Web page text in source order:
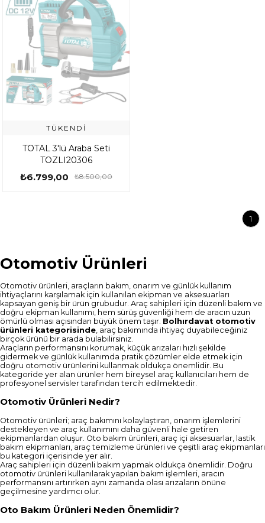
TÜKENDI
TOTAL 3'lü Araba Seti
TOZLI20306
₺6.799,00 ₺8.500,00
1
Otomotiv Ürünleri
Otomotiv ürünleri, araçların bakım, onarım ve günlük kullanım
ihtiyaçlarını karşılamak için kullanılan ekipman ve aksesuarları
kapsayan geniş bir ürün grubudur. Araç sahipleri için düzenli bakım ve
doğru ekipman kullanımı, hem sürüş güvenliği hem de aracın uzun
ömürlü olması açısından büyük önem taşır. Bolhırdavat otomotiv
ürünleri kategorisinde , araç bakımında ihtiyaç duyabileceğiniz
birçok ürünü bir arada bulabilirsiniz.
Araçların performansını korumak, küçük arızaları hızlı şekilde
gidermek ve günlük kullanımda pratik çözümler elde etmek için
doğru otomotiv ürünlerini kullanmak oldukça önemlidir. Bu
kategoride yer alan ürünler hem bireysel araç kullanıcıları hem de
profesyonel servisler tarafından tercih edilmektedir.
Otomotiv Ürünleri Nedir?
Otomotiv ürünleri; araç bakımını kolaylaştıran, onarım işlemlerini
destekleyen ve araç kullanımını daha güvenli hale getiren
ekipmanlardan oluşur. Oto bakım ürünleri, araç içi aksesuarlar, lastik
bakım ekipmanları, araç temizleme ürünleri ve çeşitli araç ekipmanları
bu kategori içerisinde yer alır.
Araç sahipleri için düzenli bakım yapmak oldukça önemlidir. Doğru
otomotiv ürünleri kullanılarak yapılan bakım işlemleri, aracın
performansını artırırken aynı zamanda olası arızaların önüne
geçilmesine yardımcı olur.
Oto Bakım Ürünleri Neden Önemlidir?